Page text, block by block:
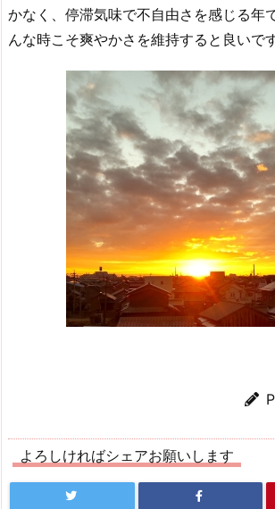
かなく、停滞気味で不自由さを感じる年
んな時こそ爽やかさを維持すると良いです
よろしければシェアお願いします